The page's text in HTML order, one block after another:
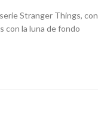
Stranger Things, con
con la luna de fondo